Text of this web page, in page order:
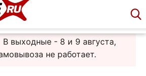
В выходные - 8 и 9 августа,
не работает.